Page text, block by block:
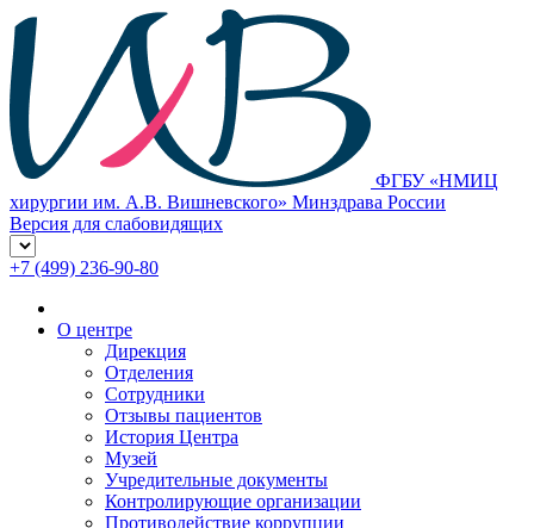
ФГБУ «НМИЦ
хирургии им. А.В. Вишневского» Минздрава России
Версия для слабовидящих
+7 (499) 236-90-80
О центре
Дирекция
Отделения
Сотрудники
Отзывы пациентов
История Центра
Музей
Учредительные документы
Контролирующие организации
Противодействие коррупции